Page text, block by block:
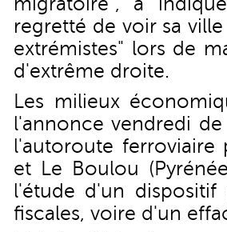
regretté de voir sa
extrémistes" lors de
d'extrême droite.
Les milieux
l'annonce vendredi
l'autoroute ferroviaire
et Le Boulou
l'étude d'un
fiscales, voire d'un